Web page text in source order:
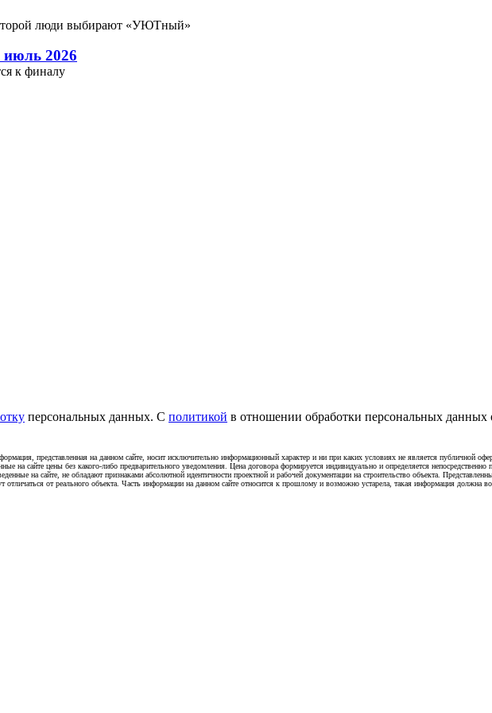
люди выбирают «УЮТный»
2026
к финалу
персональных данных. С политикой в отношении обработки персональных данных
представленная на данном сайте, носит исключительно информационный характер и ни при каких условиях не является публичной
на сайте цены без какого-либо предварительного уведомления. Цена договора формируется индивидуально и определяется
на сайте, не обладают признаками абсолютной идентичности проектной и рабочей документации на строительство объекта.
от реального объекта. Часть информации на данном сайте относится к прошлому и возможно устарела, такая информация должна